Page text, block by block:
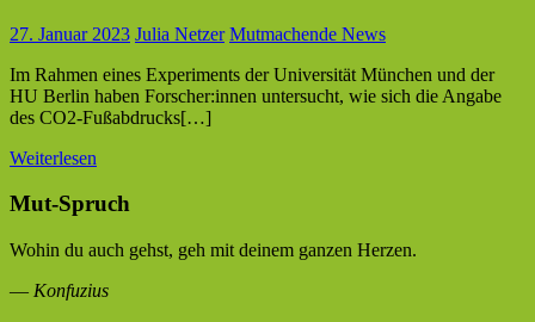
27. Januar 2023 Julia Netzer Mutmachende News
Im Rahmen eines Experiments der Universität München und der
HU Berlin haben Forscher:innen untersucht, wie sich die Angabe
des CO2-Fußabdrucks[…]
Weiterlesen
Mut-Spruch
Wohin du auch gehst, geh mit deinem ganzen Herzen.
— Konfuzius